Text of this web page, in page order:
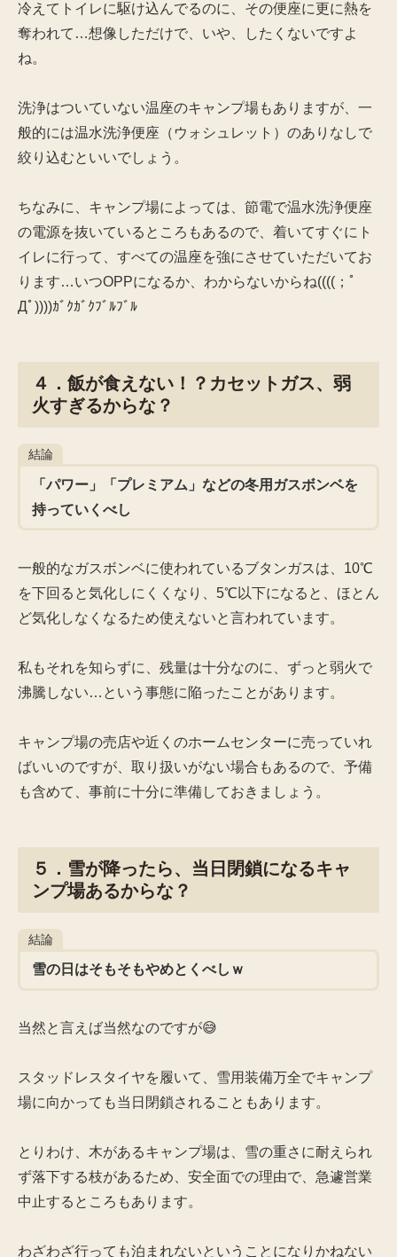
冷えてトイレに駆け込んでるのに、その便座に更に熱を
奪われて…想像しただけで、いや、したくないですよ
ね。
洗浄はついていない温座のキャンプ場もありますが、一
般的には温水洗浄便座（ウォシュレット）のありなしで
絞り込むといいでしょう。
ちなみに、キャンプ場によっては、節電で温水洗浄便座
の電源を抜いているところもあるので、着いてすぐにト
イレに行って、すべての温座を強にさせていただいてお
ります…いつOPPになるか、わからないからね((((；ﾟ
Дﾟ))))ｶﾞｸｶﾞｸﾌﾞﾙﾌﾞﾙ
４．飯が食えない！？カセットガス、弱
火すぎるからな？
結論
「パワー」「プレミアム」などの冬用ガスボンベを
持っていくべし
一般的なガスボンベに使われているブタンガスは、10℃
を下回ると気化しにくくなり、5℃以下になると、ほとん
ど気化しなくなるため使えないと言われています。
私もそれを知らずに、残量は十分なのに、ずっと弱火で
沸騰しない…という事態に陥ったことがあります。
キャンプ場の売店や近くのホームセンターに売っていれ
ばいいのですが、取り扱いがない場合もあるので、予備
も含めて、事前に十分に準備しておきましょう。
５．雪が降ったら、当日閉鎖になるキャ
ンプ場あるからな？
結論
雪の日はそもそもやめとくべしｗ
当然と言えば当然なのですが😅
スタッドレスタイヤを履いて、雪用装備万全でキャンプ
場に向かっても当日閉鎖されることもあります。
とりわけ、木があるキャンプ場は、雪の重さに耐えられ
ず落下する枝があるため、安全面での理由で、急遽営業
中止するところもあります。
わざわざ行っても泊まれないということになりかねない